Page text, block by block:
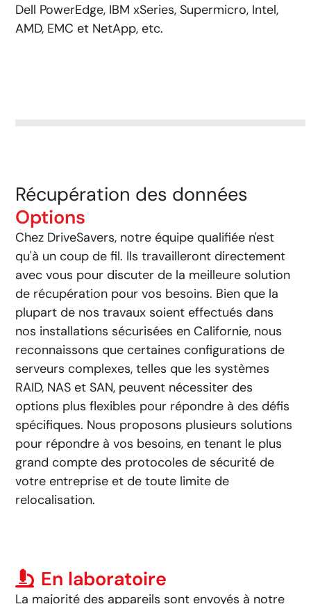
Dell PowerEdge, IBM xSeries, Supermicro, Intel,
AMD, EMC et NetApp, etc.
Récupération des données
Options
Chez DriveSavers, notre équipe qualifiée n'est
qu'à un coup de fil. Ils travailleront directement
avec vous pour discuter de la meilleure solution
de récupération pour vos besoins. Bien que la
plupart de nos travaux soient effectués dans
nos installations sécurisées en Californie, nous
reconnaissons que certaines configurations de
serveurs complexes, telles que les systèmes
RAID, NAS et SAN, peuvent nécessiter des
options plus flexibles pour répondre à des défis
spécifiques. Nous proposons plusieurs solutions
pour répondre à vos besoins, en tenant le plus
grand compte des protocoles de sécurité de
votre entreprise et de toute limite de
relocalisation.
En laboratoire
La majorité des appareils sont envoyés à notre